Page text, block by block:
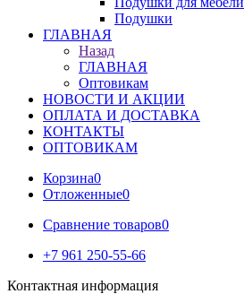
Подушки
ГЛАВНАЯ
Назад
ГЛАВНАЯ
Оптовикам
НОВОСТИ И АКЦИИ
ОПЛАТА И ДОСТАВКА
КОНТАКТЫ
ОПТОВИКАМ
Корзина0
Отложенные0
Сравнение товаров0
+7 961 250-55-66
Контактная информация